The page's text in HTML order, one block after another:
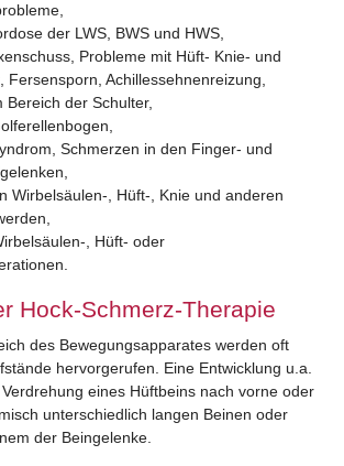
der LWS, BWS und HWS,
Probleme mit Hüft- Knie- und
Fersensporn, Achillessehnenreizung,
Bereich der Schulter,
Schmerzen in den Finger- und
Wirbelsäulen-, Hüft-, Knie und anderen
, Hüft- oder
Hock-Schmerz-Therapie
des Bewegungsapparates werden oft
hervorgerufen. Eine Entwicklung u.a.
eines Hüftbeins nach vorne oder
unterschiedlich langen Beinen oder
der Beingelenke.